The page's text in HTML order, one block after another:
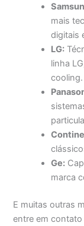
mais
digitais
LG:
linha
cooling.
Ge:
marca
E muitas outras
entre em